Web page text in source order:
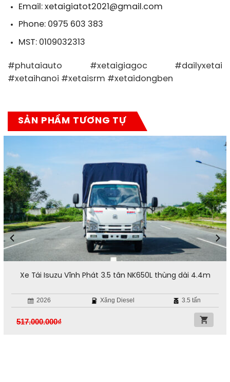
Email: xetaigiatot2021@gmail.com
Phone: 0975 603 383
MST: 0109032313
#phutaiauto #xetaigiagoc #dailyxetai
#xetaihanoi #xetaisrm #xetaidongben
SẢN PHẨM TƯƠNG TỰ
Xe Tải Isuzu Vĩnh Phát 3.5 tấn NK650L thùng dài 4.4m
2026 Xăng Diesel 3.5 tấn
517.000.000₫